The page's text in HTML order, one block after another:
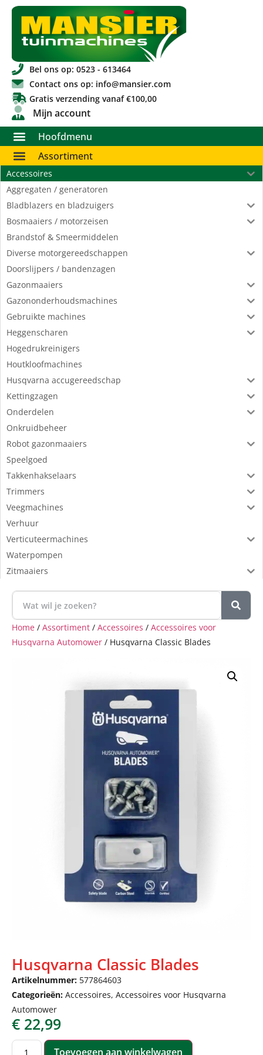
Bel ons op: 0523 - 613464
Contact ons op: info@mansier.com
Gratis verzending vanaf €100,00
Mijn account
Hoofdmenu
Assortiment
Accessoires
Aggregaten / generatoren
Bladblazers en bladzuigers
Bosmaaiers / motorzeisen
Brandstof & Smeermiddelen
Diverse motorgereedschappen
Doorslijpers / bandenzagen
Gazonmaaiers
Gazononderhoudsmachines
Gebruikte machines
Heggenscharen
Hogedrukreinigers
Houtkloofmachines
Husqvarna accugereedschap
Kettingzagen
Onderdelen
Onkruidbeheer
Robot gazonmaaiers
Speelgoed
Takkenhakselaars
Trimmers
Veegmachines
Verhuur
Verticuteermachines
Waterpompen
Zitmaaiers
Home / Assortiment / Accessoires / Accessoires voor
Husqvarna Automower / Husqvarna Classic Blades
Husqvarna Classic Blades
Artikelnummer: 577864603
Categorieën: Accessoires, Accessoires voor Husqvarna
Automower
€ 22,99
Toevoegen aan winkelwagen